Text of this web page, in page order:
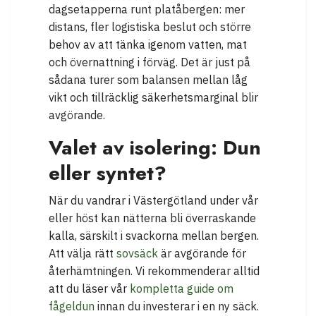
dagsetapperna runt platåbergen: mer
distans, fler logistiska beslut och större
behov av att tänka igenom vatten, mat
och övernattning i förväg. Det är just på
sådana turer som balansen mellan låg
vikt och tillräcklig säkerhetsmarginal blir
avgörande.
Valet av isolering: Dun
eller syntet?
När du vandrar i Västergötland under vår
eller höst kan nätterna bli överraskande
kalla, särskilt i svackorna mellan bergen.
Att välja rätt sovsäck är avgörande för
återhämtningen. Vi rekommenderar alltid
att du läser vår kompletta guide om
fågeldun innan du investerar i en ny säck.